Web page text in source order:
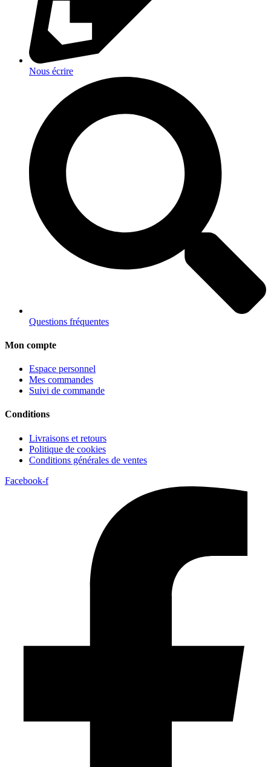
Nous écrire
Questions fréquentes
Mon compte
Espace personnel
Mes commandes
Suivi de commande
Conditions
Livraisons et retours
Politique de cookies
Conditions générales de ventes
Facebook-f